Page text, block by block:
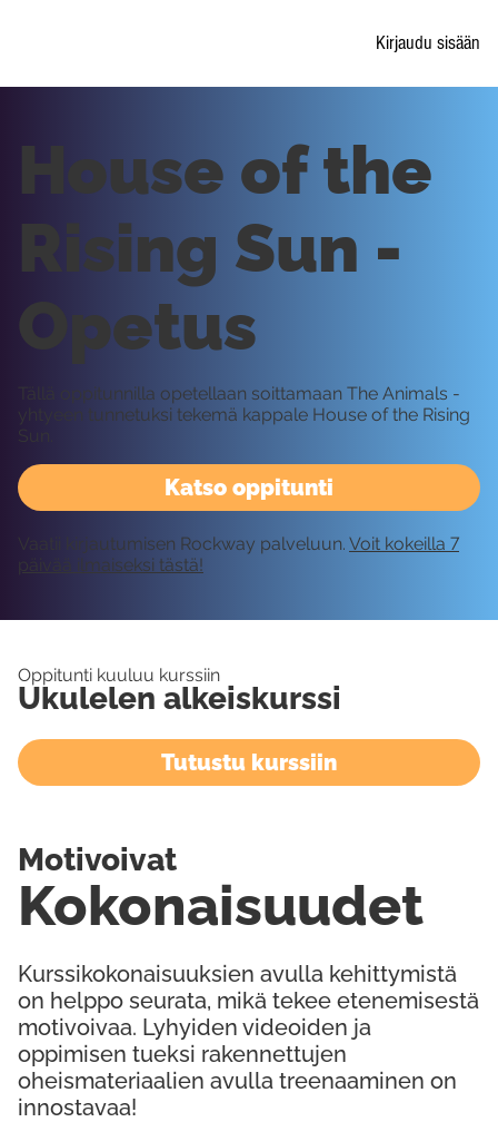
Kirjaudu sisään
Katso oppitunti
House of the
Rising Sun -
Opetus
Tällä oppitunnilla opetellaan soittamaan The Animals -
yhtyeen tunnetuksi tekemä kappale House of the Rising
Sun.
Vaatii kirjautumisen Rockway palveluun. Voit kokeilla 7
päivää ilmaiseksi tästä!
Oppitunti kuuluu kurssiin
Ukulelen alkeiskurssi
Tutustu kurssiin
Kurssikokonaisuuksien avulla kehittymistä
on helppo seurata, mikä tekee etenemisestä
motivoivaa. Lyhyiden videoiden ja
oppimisen tueksi rakennettujen
oheismateriaalien avulla treenaaminen on
innostavaa!
Kokonaisuudet
Motivoivat